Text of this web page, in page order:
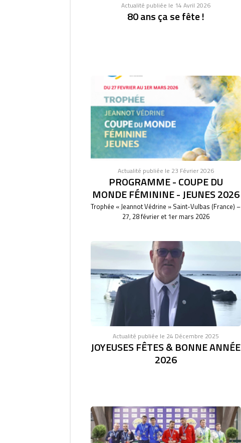
Actualité publiée le 14 Avril 2026
80 ans ça se fête !
Actualité publiée le 23 Février 2026
PROGRAMME - COUPE DU
MONDE FÉMININE - JEUNES 2026
Trophée « Jeannot Védrine » Saint-Vulbas (France) –
27, 28 février et 1er mars 2026
Actualité publiée le 24 Décembre 2025
JOYEUSES FÊTES & BONNE ANNÉE
2026